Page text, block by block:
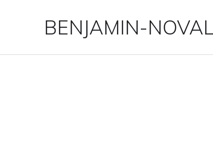
BENJAMIN-